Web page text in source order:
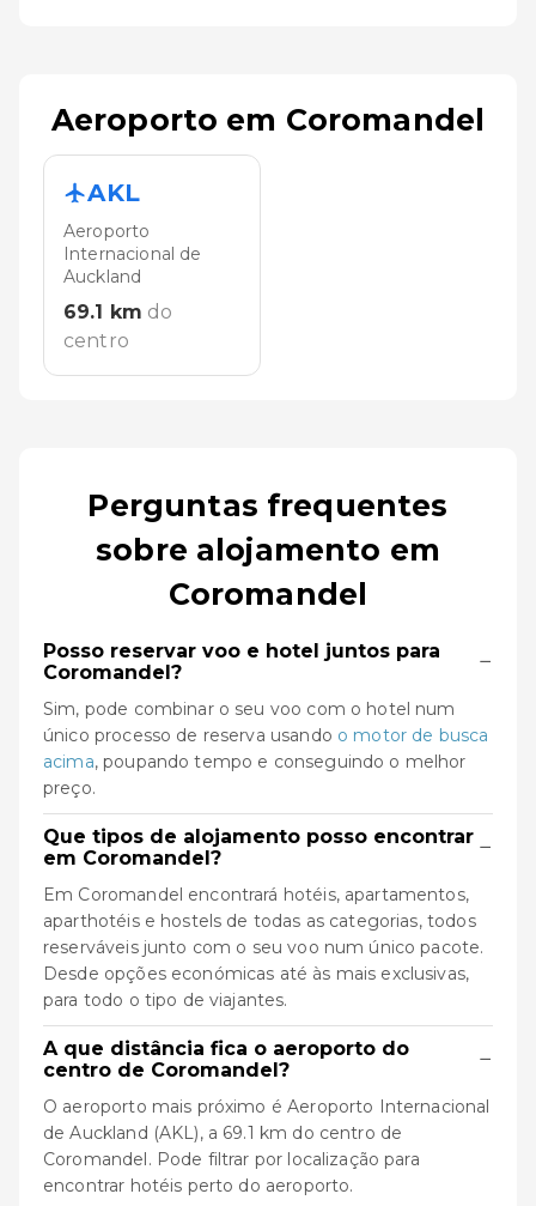
Aeroporto em Coromandel
AKL
Aeroporto
Internacional de
Auckland
69.1 km do
centro
Perguntas frequentes
sobre alojamento em
Coromandel
Posso reservar voo e hotel juntos para
Coromandel?
−
Sim, pode combinar o seu voo com o hotel num
único processo de reserva usando o motor de busca
acima, poupando tempo e conseguindo o melhor
preço.
Que tipos de alojamento posso encontrar
em Coromandel?
−
Em Coromandel encontrará hotéis, apartamentos,
aparthotéis e hostels de todas as categorias, todos
reserváveis junto com o seu voo num único pacote.
Desde opções económicas até às mais exclusivas,
para todo o tipo de viajantes.
A que distância fica o aeroporto do
centro de Coromandel?
−
O aeroporto mais próximo é Aeroporto Internacional
de Auckland (AKL), a 69.1 km do centro de
Coromandel. Pode filtrar por localização para
encontrar hotéis perto do aeroporto.